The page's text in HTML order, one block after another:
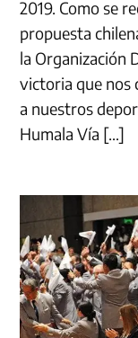
2019. Como se
propuesta
la Organización
victoria que nos
a nuestros
Humala Vía […]